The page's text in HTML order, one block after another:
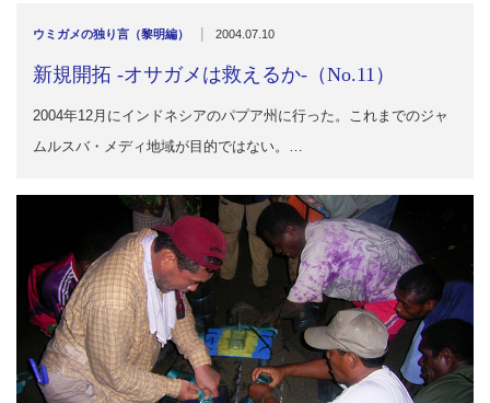
ウミガメの独り言（黎明編） | 2004.07.10
新規開拓 -オサガメは救えるか-（No.11）
2004年12月にインドネシアのパプア州に行った。これまでのジャ
ムルスバ・メディ地域が目的ではない。…